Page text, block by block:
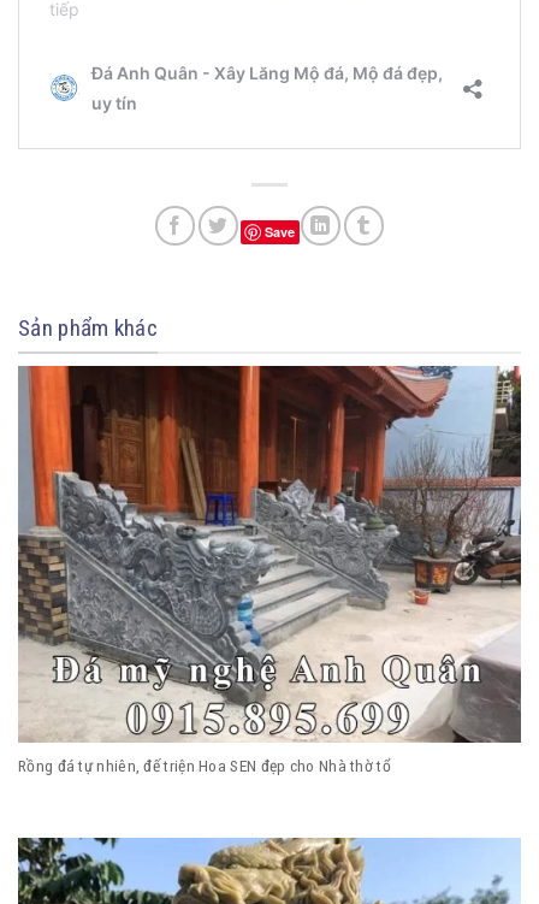
Save
Sản phẩm khác
Rồng đá tự nhiên, đế triện Hoa SEN đẹp cho Nhà thờ tổ